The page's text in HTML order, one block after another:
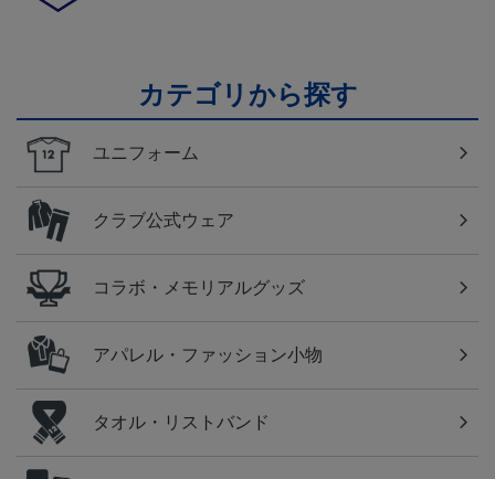
カテゴリから探す
ユニフォーム
クラブ公式ウェア
コラボ・メモリアルグッズ
アパレル・ファッション小物
タオル・リストバンド